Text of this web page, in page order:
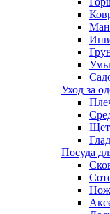
Уход за
Посуда